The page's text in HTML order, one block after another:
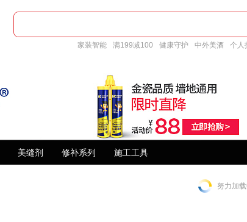
家装智能 满199减100 健康守护 中外美酒 个人
美缝剂 修补系列 施工工具
努力加